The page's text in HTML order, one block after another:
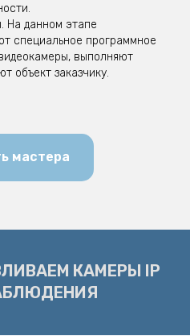
На данном этапе
специальное программное
выполняют
объект заказчику.
мастера
КАМЕРЫ IP